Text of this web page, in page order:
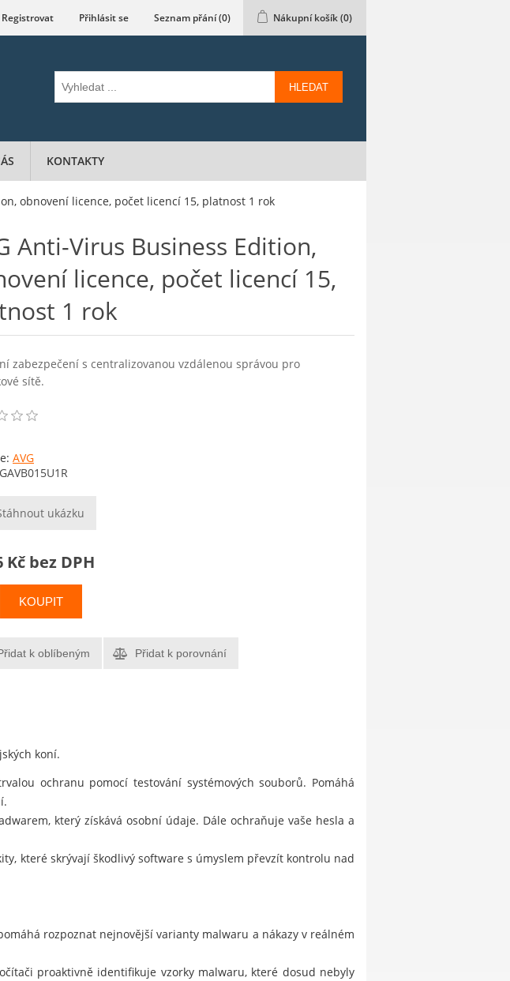
Registrovat Přihlásit se Seznam přání(0) Nákupní košík(0)
HLEDAT
KONTAKTY
obnovení licence, počet licencí 15, platnost 1 rok
Anti-Virus Business Edition,
licence, počet licencí 15,
1 rok
zabezpečení s centralizovanou vzdálenou správou pro
sítě.
AVG
ukázku
Kč bez DPH
KOUPIT
k oblíbeným Přidat k porovnání
koní.
ochranu pomocí testování systémových souborů. Pomáhá
který získává osobní údaje. Dále ochraňuje vaše hesla a
které skrývají škodlivý software s úmyslem převzít kontrolu nad
rozpoznat nejnovější varianty malwaru a nákazy v reálném
proaktivně identifikuje vzorky malwaru, které dosud nebyly